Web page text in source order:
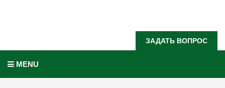
ЗАДАТЬ ВОПРОС
MENU